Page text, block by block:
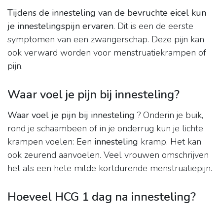
Tijdens de innesteling van de bevruchte eicel kun
je innestelingspijn ervaren. Dit is een de eerste
symptomen van een zwangerschap. Deze pijn kan
ook verward worden voor menstruatiekrampen of
pijn.
Waar voel je pijn bij innesteling?
Waar voel je pijn bij innesteling ? Onderin je buik,
rond je schaambeen of in je onderrug kun je lichte
krampen voelen: Een innesteling kramp. Het kan
ook zeurend aanvoelen. Veel vrouwen omschrijven
het als een hele milde kortdurende menstruatiepijn.
Hoeveel HCG 1 dag na innesteling?